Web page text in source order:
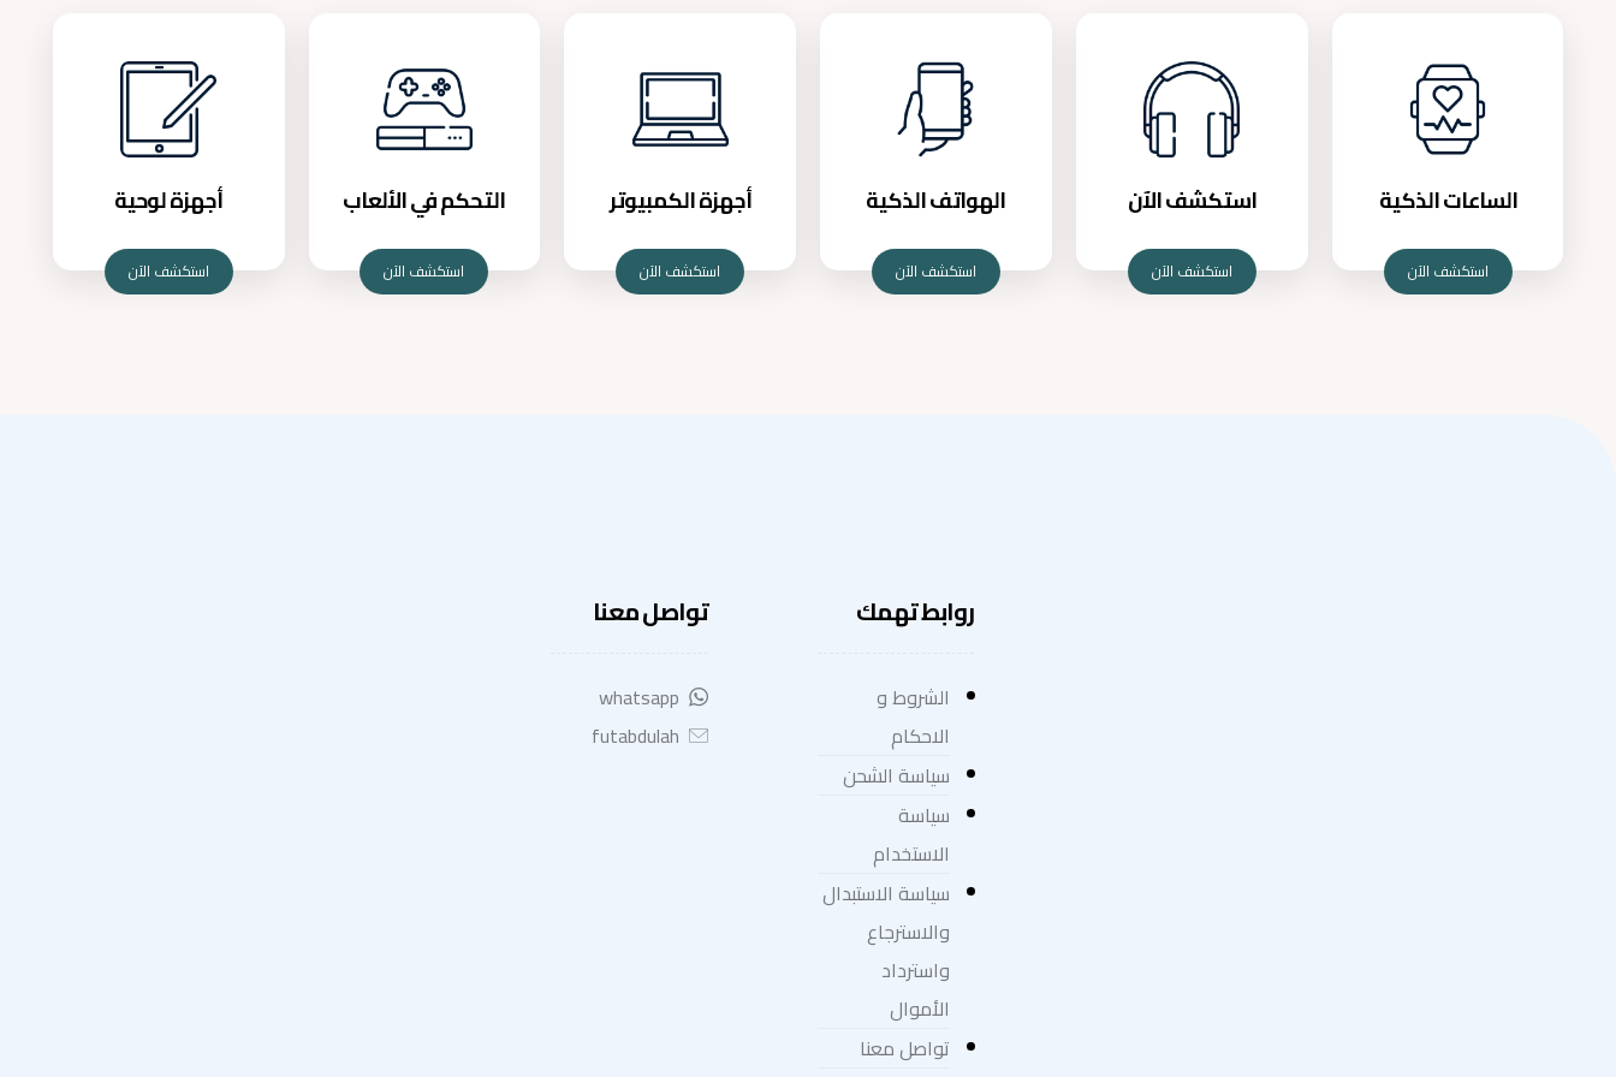
الساعات الذكية
استكشف الآن
استكشف الآن
استكشف الآن
الهواتف الذكية
استكشف الآن
أجهزة الكمبيوتر
استكشف الآن
التحكم في الألعاب
استكشف الآن
أجهزة لوحية
استكشف الآن
روابط تهمك
الشروط و
الاحكام
سياسة الشحن
سياسة
الاستخدام
سياسة الاستبدال
والاسترجاع
واسترداد
الأموال
تواصل معنا
تواصل معنا
whatsapp
futabdulah